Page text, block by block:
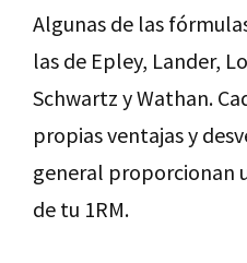
Algunas de las
las de Epley, Lander,
Schwartz y Wathan.
propias ventajas y
general proporcionan
de tu 1RM.